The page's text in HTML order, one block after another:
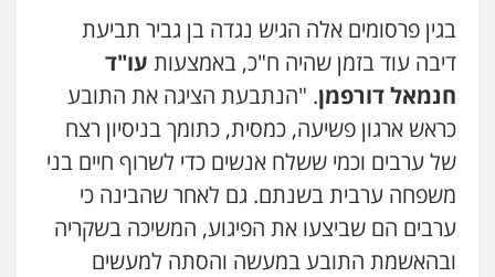
עו"ד שנהב אילון
פלילי פשיעה חמורה חקירות ומעצרים
נוער עורכי דין לענייני אסירים
0549475678
עו"ד אורנת קמרון
פלילי תעבורה עורכי דין לענייני אסירים
משפחה נוער
0505417090
בגין פרסומים אלה הגיש נגדה בן גביר תביעת
דיבה עוד בזמן שהיה ח"כ, באמצעות עו"ד
חנמאל דורפמן. "הנתבעת הציגה את התובע
כראש ארגון פשיעה, כמסית, כתומך בניסיון רצח
של ערבים וכמי ששלח אנשים כדי לשרוף חיים בני
משפחה ערבית בשנתם. גם לאחר שהבינה כי
ערבים הם שביצעו את הפיגוע, המשיכה בשקריה
ובהאשמת התובע במעשה והסתה למעשים